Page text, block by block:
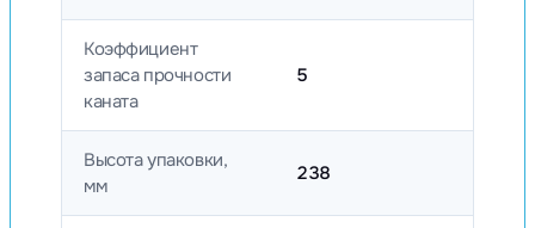
Коэффициент
запаса прочности
каната
5
Высота упаковки,
мм
238